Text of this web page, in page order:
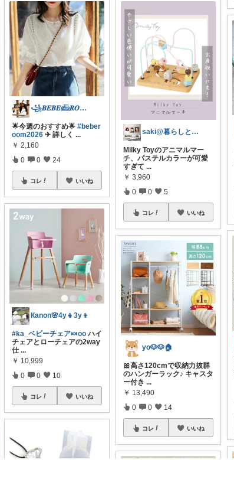
꧁𝑩𝑬𝑩𝑬𓊝𝑹𝑶𝑶𝑴꧂
🌟今週のおすすめ🌟#beber
oom2026 ✈︎ 詳しく ...
￥ 2,160
0 0 24
コレ いいね
Кanon🌸4y👧3y👦
#ka_ベビーチェア🍬oo ハイ
チェアとローチェアの2way
仕 ...
￥ 10,999
0 0 10
コレ いいね
saki@暮らしと子育て在宅ワーク
Milky Toyのアニマルマー
チ、パステルカラーが可愛
すぎて ...
￥ 3,960
0 0 5
コレ いいね
yo🐶🐶🏠
🎀高さ120cmで収納力抜群
のハンガーラック♪ キャスタ
ー付き ...
￥ 13,490
0 0 14
コレ いいね